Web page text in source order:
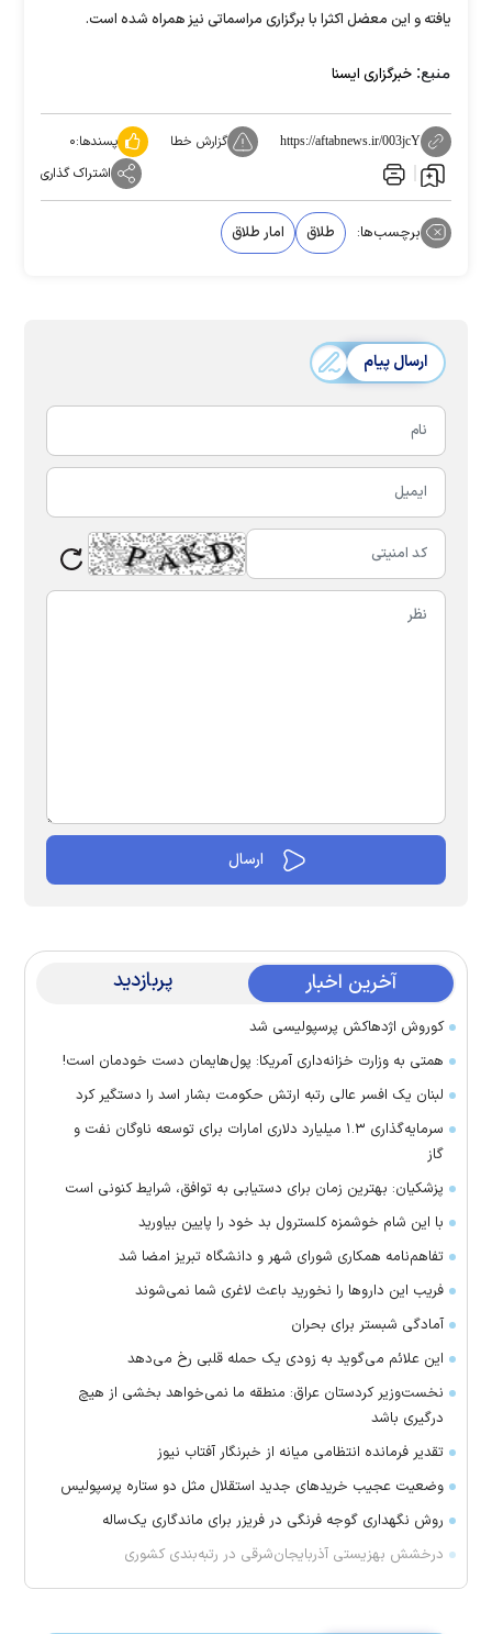
یافته و این معضل اکثرا با برگزاری مراسماتی نیز همراه شده است.
منبع: خبرگزاری ایسنا
https://aftabnews.ir/003jcY گزارش خطا پسندها:۰
اشتراک گذاری
برچسب‌ها: طلاق امار طلاق
ارسال پیام
آخرین اخبار پربازدید
کوروش اژدهاکش پرسپولیسی شد
همتی به وزارت خزانه‌داری آمریکا: پول‌هایمان دست خودمان است!
لبنان یک افسر عالی رتبه ارتش حکومت بشار اسد را دستگیر کرد
سرمایه‌گذاری ۱.۳ میلیارد دلاری امارات برای توسعه ناوگان نفت و
گاز
پزشکیان: بهترین زمان برای دستیابی به توافق، شرایط کنونی است
با این شام خوشمزه کلسترول بد خود را پایین بیاورید
تفاهم‌نامه همکاری شورای شهر و دانشگاه تبریز امضا شد
فریب این دارو‌ها را نخورید باعث لاغری شما نمی‌شوند
آمادگی شبستر برای بحران
این علائم می‌گوید به زودی یک حمله قلبی رخ می‌دهد
نخست‌وزیر کردستان عراق: منطقه ما نمی‌خواهد بخشی از هیچ
درگیری باشد
تقدیر فرمانده انتظامی میانه از خبرنگار آفتاب نیوز
وضعیت عجیب خرید‌های جدید استقلال مثل دو ستاره پرسپولیس
روش نگهداری گوجه فرنگی در فریزر برای ماندگاری یک‌ساله
درخشش بهزیستی آذربایجان‌شرقی در رتبه‌بندی کشوری